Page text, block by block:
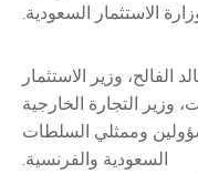
الفالح، وزير الاستثمار
وزير التجارة الخارجية
وممثلي السلطات
السعودية والفرنسية.